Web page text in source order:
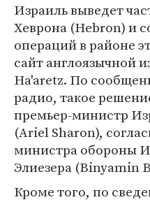
Израиль выведет
Хеврона (Hebron) и
операций в районе
сайт англоязычной
Ha'aretz. По
радио, такое
премьер-министр
(Ariel Sharon),
министра обороны
Элиезера (Binyamin
Кроме того, по